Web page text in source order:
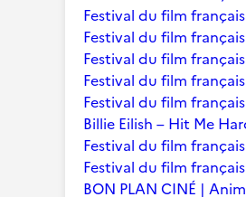
Festival du film
Festival du film
Festival du film
Festival du film
Festival du film
Billie Eilish – Hit Me
Festival du film
Festival du film
BON PLAN CINÉ |